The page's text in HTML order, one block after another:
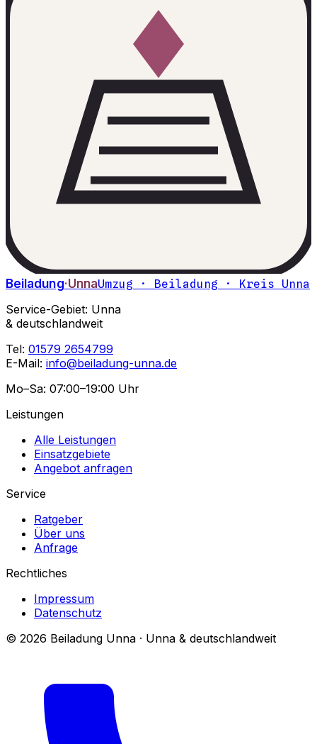
Beiladung·UnnaUmzug · Beiladung · Kreis Unna
Service-Gebiet: Unna
& deutschlandweit
Tel: 01579 2654799
E-Mail: info@beiladung-unna.de
Mo–Sa: 07:00–19:00 Uhr
Leistungen
Alle Leistungen
Einsatzgebiete
Angebot anfragen
Service
Ratgeber
Über uns
Anfrage
Rechtliches
Impressum
Datenschutz
© 2026 Beiladung Unna · Unna & deutschlandweit